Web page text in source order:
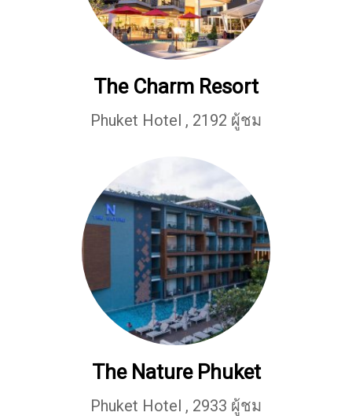
The Charm Resort
Phuket Hotel , 2192 ผู้ชม
The Nature Phuket
Phuket Hotel , 2933 ผู้ชม